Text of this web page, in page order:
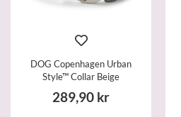
DOG Copenhagen Urban
Style™ Collar Beige
289,90 kr